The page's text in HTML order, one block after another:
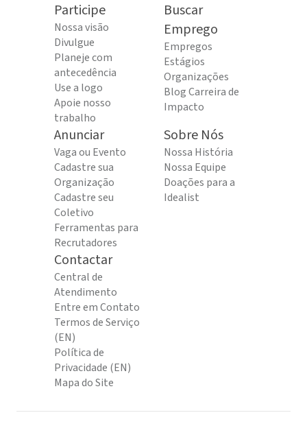
Participe
Nossa visão
Divulgue
Planeje com
antecedência
Use a logo
Apoie nosso
trabalho
Buscar
Emprego
Empregos
Estágios
Organizações
Blog Carreira de
Impacto
Anunciar
Vaga ou Evento
Cadastre sua
Organização
Cadastre seu
Coletivo
Ferramentas para
Recrutadores
Sobre Nós
Nossa História
Nossa Equipe
Doações para a
Idealist
Contactar
Central de
Atendimento
Entre em Contato
Termos de Serviço
(EN)
Política de
Privacidade (EN)
Mapa do Site